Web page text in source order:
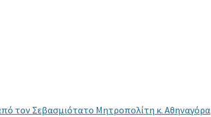
τον Σεβασμιότατο Μητροπολίτη κ. Αθηναγόρα